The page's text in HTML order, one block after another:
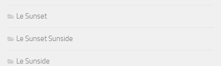
Le Sunset
Le Sunset Sunside
Le Sunside